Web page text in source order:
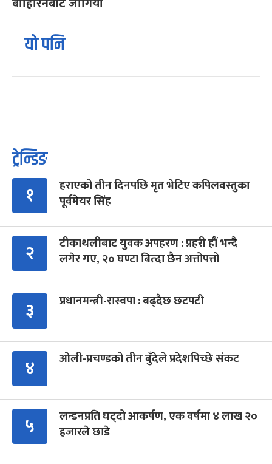
यो पनि
ट्रेन्डिङ
१
हराएको तीन दिनपछि मृत भेटिए कपिलवस्तुका
पूर्वमेयर सिंह
२
टीकाथलीबाट युवक अपहरण : प्रहरी हौं भन्दै
लगेर गए, २० घण्टा बित्दा छैन अत्तोपत्तो
३ प्रधानमन्त्री-रास्वपा : बढ्दैछ छटपटी
४ ओली-प्रचण्डको तीन बुँदेले प्रदेशपिच्छे संकट
५
लन्डनप्रति घट्दो आकर्षण, एक वर्षमा ४ लाख २०
हजारले छाडे